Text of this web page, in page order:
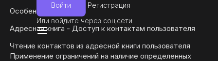
Войти
Регистрация
Или войдите через соц.сети
Особенности
Адресная книга - Доступ к контактам пользователя
Чтение контактов из адресной книги пользователя
Применение ограничений на наличие определенных